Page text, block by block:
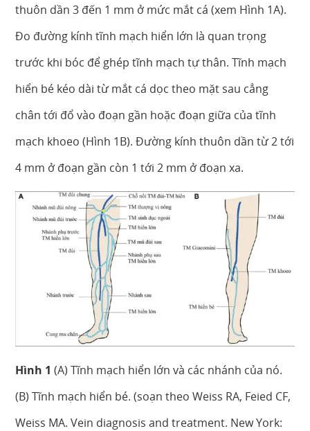
thuôn dần 3 đến 1 mm ở mức mắt cá (xem Hình 1A).
Đo đường kính tĩnh mạch hiển lớn là quan trọng
trước khi bóc để ghép tĩnh mạch tự thân. Tĩnh mạch
hiển bé kéo dài từ mắt cá dọc theo mặt sau cẳng
chân tới đổ vào đoạn gần hoặc đoạn giữa của tĩnh
mạch khoeo (Hình 1B). Đường kính thuôn dần từ 2 tới
4 mm ở đoạn gần còn 1 tới 2 mm ở đoạn xa.
Hình 1 (A) Tĩnh mạch hiển lớn và các nhánh của nó.
(B) Tĩnh mạch hiển bé. (soạn theo Weiss RA, Feied CF,
Weiss MA. Vein diagnosis and treatment. New York: